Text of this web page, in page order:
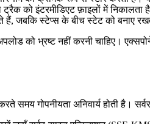
को इंटरमीडिएट फ़ाइलों में
हैं, जबकि स्टेप्स के बीच स्टेट को बनाए
अपलोड को भ्रष्ट नहीं करनी
समय गोपनीयता अनिवार्य होती